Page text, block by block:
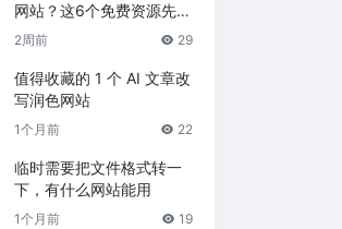
网站？这6个免费资源先收
藏
2周前 29
值得收藏的 1 个 AI 文章改
写润色网站
1个月前 22
临时需要把文件格式转一
下，有什么网站能用
1个月前 19